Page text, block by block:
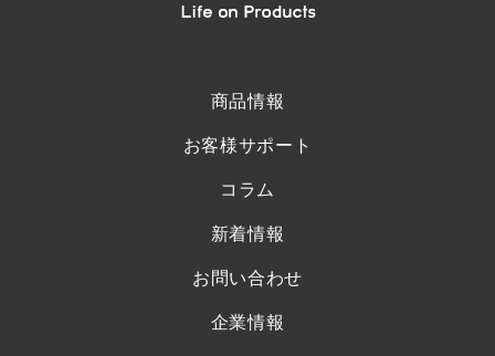
商品情報
お客様サポート
コラム
新着情報
お問い合わせ
企業情報